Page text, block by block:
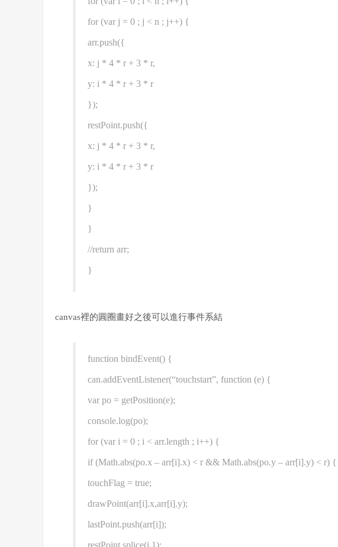
for (var j = 0 ; j < n ; j++) {
arr.push({
x: j * 4 * r + 3 * r,
y: i * 4 * r + 3 * r
});
restPoint.push({
x: j * 4 * r + 3 * r,
y: i * 4 * r + 3 * r
});
}
}
//return arr;
}
canvas裡的圓圈畫好之後可以進行事件系結
function bindEvent() {
can.addEventListener(“touchstart”, function (e) {
var po = getPosition(e);
console.log(po);
for (var i = 0 ; i < arr.length ; i++) {
if (Math.abs(po.x – arr[i].x) < r && Math.abs(po.y – arr[i].y) <
touchFlag = true;
drawPoint(arr[i].x,arr[i].y);
lastPoint.push(arr[i]);
restPoint.splice(i,1);